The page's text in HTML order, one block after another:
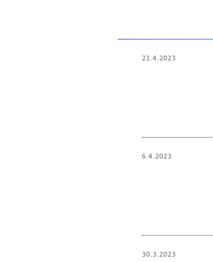
21.4.2023
6.4.2023
30.3.2023